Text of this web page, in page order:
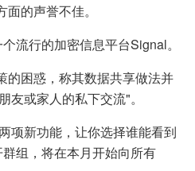
的声誉不佳。
流行的加密信息平台Signal。
的困惑，称其数据共享做法并
友或家人的私下交流"。
项新功能，让你选择谁能看到
组，将在本月开始向所有